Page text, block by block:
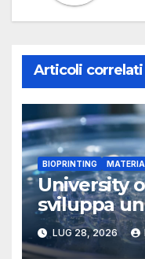
Articoli correlati
BIOPRINTING
University
sviluppa
stampabile
LUG 28, 2026